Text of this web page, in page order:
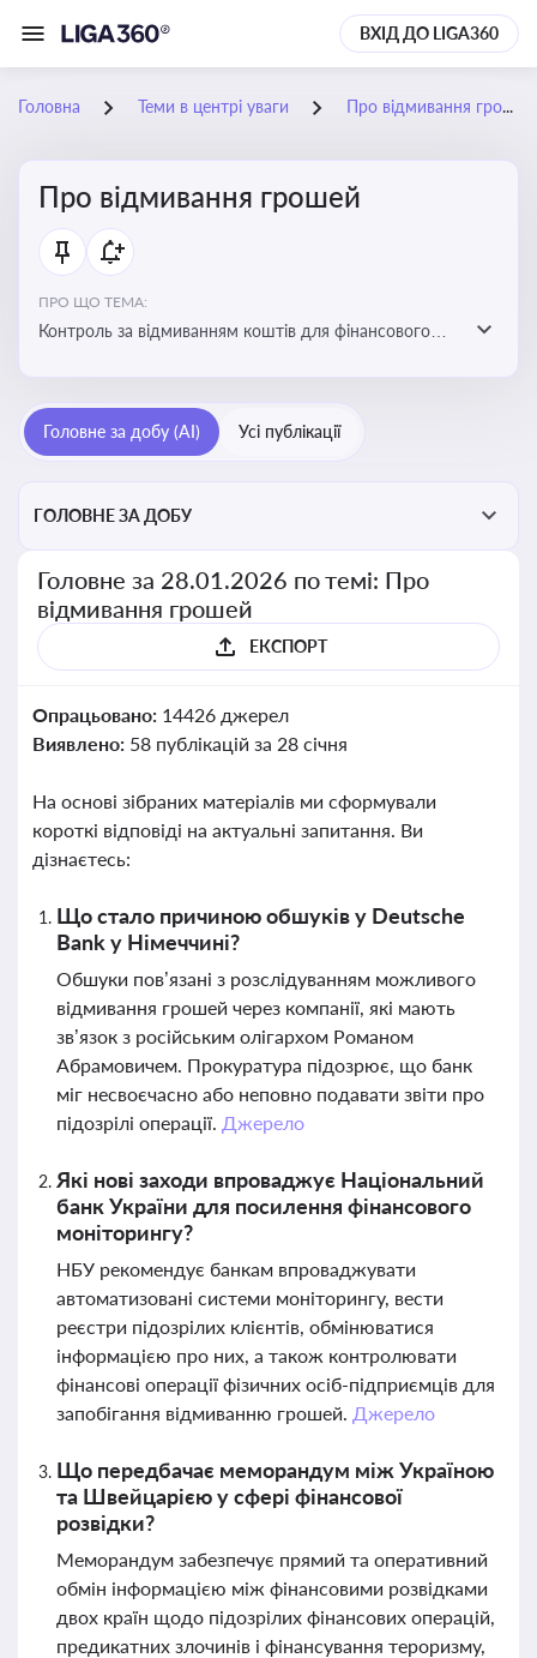
ВХІД ДО LIGA360
Головна Теми в центрі уваги Про відмивання грошей
Про відмивання грошей
ПРО ЩО ТЕМА:
Контроль за відмиванням коштів для фінансового
сплати податків. Вбудовування AML у договори та
Головне за добу (AI) Усі публікації
ГОЛОВНЕ ЗА ДОБУ
Головне за 28.01.2026 по темі: Про
відмивання грошей
ЕКСПОРТ
Опрацьовано: 14426 джерел
Виявлено: 58 публікацій за 28 січня
На основі зібраних матеріалів ми сформували
короткі відповіді на актуальні запитання. Ви
дізнаєтесь:
Що стало причиною обшуків у Deutsche
Bank у Німеччині?
Обшуки пов’язані з розслідуванням можливого
відмивання грошей через компанії, які мають
зв’язок з російським олігархом Романом
Абрамовичем. Прокуратура підозрює, що банк
міг несвоєчасно або неповно подавати звіти про
підозрілі операції. Джерело
Які нові заходи впроваджує Національний
банк України для посилення фінансового
моніторингу?
НБУ рекомендує банкам впроваджувати
автоматизовані системи моніторингу, вести
реєстри підозрілих клієнтів, обмінюватися
інформацією про них, а також контролювати
фінансові операції фізичних осіб-підприємців для
запобігання відмиванню грошей. Джерело
Що передбачає меморандум між Україною
та Швейцарією у сфері фінансової
розвідки?
Меморандум забезпечує прямий та оперативний
обмін інформацією між фінансовими розвідками
двох країн щодо підозрілих фінансових операцій,
предикатних злочинів і фінансування тероризму,